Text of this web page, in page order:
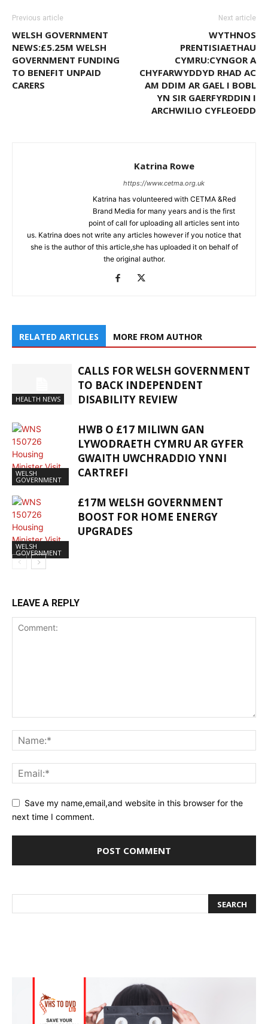
Previous article
WELSH GOVERNMENT
NEWS:£5.25M WELSH
GOVERNMENT FUNDING
TO BENEFIT UNPAID
CARERS
Next article
WYTHNOS
PRENTISIAETHAU
CYMRU:CYNGOR A
CHYFARWYDDYD RHAD AC
AM DDIM AR GAEL I BOBL
YN SIR GAERFYRDDIN I
ARCHWILIO CYFLEOEDD
Katrina Rowe
https://www.cetma.org.uk
Katrina has volunteered with CETMA &Red
Brand Media for many years and is the first
point of call for uploading all articles sent into
us. Katrina does not write any articles however if you notice that
she is the author of this article,she has uploaded it on behalf of
the original author.
RELATED ARTICLES MORE FROM AUTHOR
HEALTH NEWS
CALLS FOR WELSH GOVERNMENT
TO BACK INDEPENDENT
DISABILITY REVIEW
WELSH
GOVERNMENT
HWB O £17 MILIWN GAN
LYWODRAETH CYMRU AR GYFER
GWAITH UWCHRADDIO YNNI
CARTREFI
WELSH
GOVERNMENT
£17M WELSH GOVERNMENT
BOOST FOR HOME ENERGY
UPGRADES
LEAVE A REPLY
Save my name,email,and website in this browser for the
next time I comment.